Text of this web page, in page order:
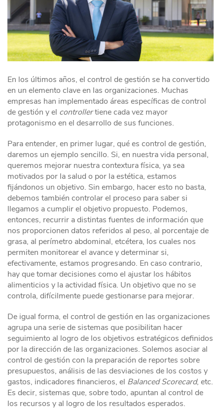
En los últimos años, el control de gestión se ha convertido
en un elemento clave en las organizaciones. Muchas
empresas han implementado áreas específicas de control
de gestión y el controllertiene cada vez mayor
protagonismo en el desarrollo de sus funciones.
Para entender, en primer lugar, qué es control de gestión,
daremos un ejemplo sencillo. Si, en nuestra vida personal,
queremos mejorar nuestra contextura física, ya sea
motivados por la salud o por la estética, estamos
fijándonos un objetivo. Sin embargo, hacer esto no basta,
debemos también controlar el proceso para saber si
llegamos a cumplir el objetivo propuesto. Podemos,
entonces, recurrir a distintas fuentes de información que
nos proporcionen datos referidos al peso, al porcentaje de
grasa, al perímetro abdominal, etcétera, los cuales nos
permiten monitorear el avance y determinar si,
efectivamente, estamos progresando. En caso contrario,
hay que tomar decisiones como el ajustar los hábitos
alimenticios y la actividad física. Un objetivo que no se
controla, difícilmente puede gestionarse para mejorar.
De igual forma, el control de gestión en las organizaciones
agrupa una serie de sistemas que posibilitan hacer
seguimiento al logro de los objetivos estratégicos definidos
por la dirección de las organizaciones. Solemos asociar al
control de gestión con la preparación de reportes sobre
presupuestos, análisis de las desviaciones de los costos y
gastos, indicadores financieros, el Balanced Scorecard, etc.
Es decir, sistemas que, sobre todo, apuntan al control de
los recursos y al logro de los resultados esperados.